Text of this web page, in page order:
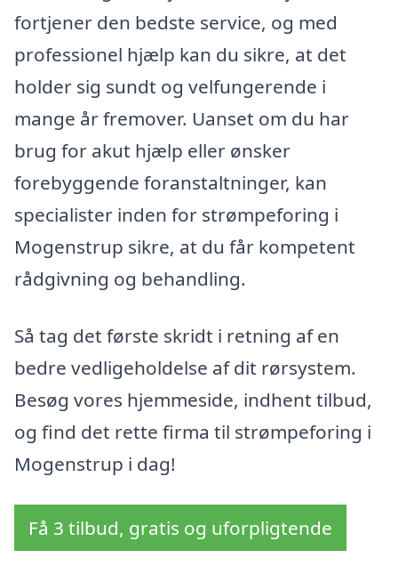
fortjener den bedste service, og med
professionel hjælp kan du sikre, at det
holder sig sundt og velfungerende i
mange år fremover. Uanset om du har
brug for akut hjælp eller ønsker
forebyggende foranstaltninger, kan
specialister inden for strømpeforing i
Mogenstrup sikre, at du får kompetent
rådgivning og behandling.
Så tag det første skridt i retning af en
bedre vedligeholdelse af dit rørsystem.
Besøg vores hjemmeside, indhent tilbud,
og find det rette firma til strømpeforing i
Mogenstrup i dag!
Få 3 tilbud, gratis og uforpligtende